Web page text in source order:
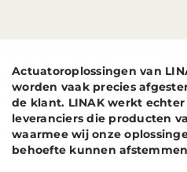
Actuatoroplossingen van
worden vaak precies
de klant. LINAK werkt
leveranciers die producten
waarmee wij onze
behoefte kunnen